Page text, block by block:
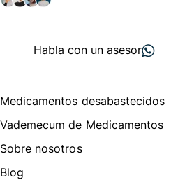
Habla con un asesor
Medicamentos desabastecidos
Vademecum de Medicamentos
Sobre nosotros
Blog